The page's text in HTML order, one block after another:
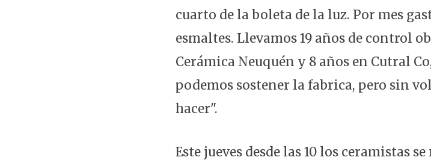
cuarto de la boleta de la luz. Por mes
esmaltes. Llevamos 19 años de control
Cerámica Neuquén y 8 años en Cutral
podemos sostener la fabrica, pero sin
hacer".
Este jueves desde las 10 los ceramistas